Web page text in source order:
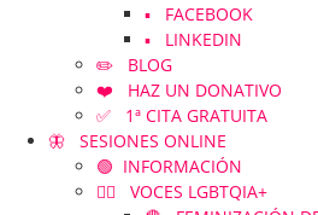
▪️ FACEBOOK
▪️ LINKEDIN
✏️ BLOG
❤️ HAZ UN DONATIVO
✅ 1ª CITA GRATUITA
🦋 SESIONES ONLINE
🟢 INFORMACIÓN
🏳️‍🌈 VOCES LGBTQIA+